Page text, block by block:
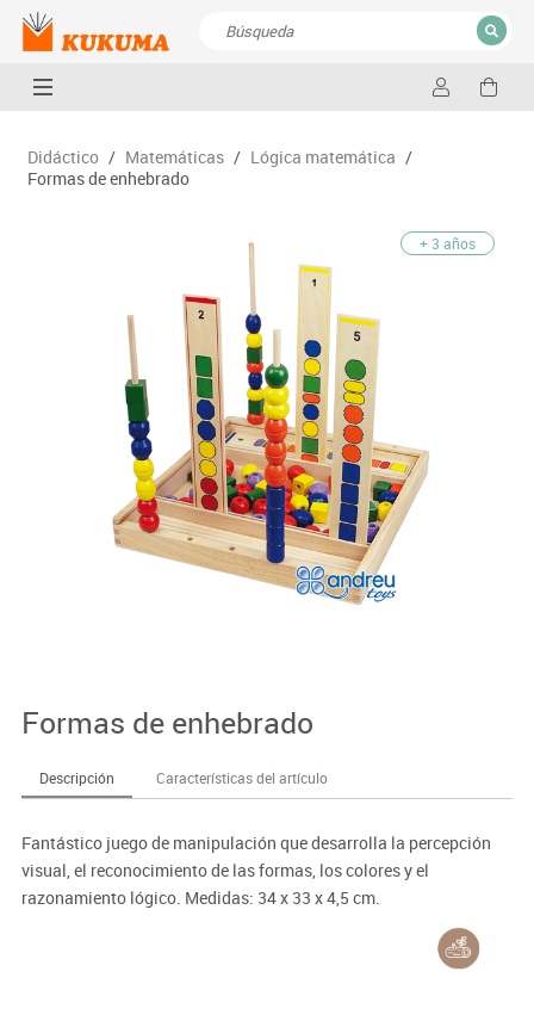
CERRAR
Didáctico / Matemáticas / Lógica matemática /
Formas de enhebrado
+ 3 años
Formas de enhebrado
Descripción Características del artículo
Fantástico juego de manipulación que desarrolla la percepción
visual, el reconocimiento de las formas, los colores y el
razonamiento lógico. Medidas: 34 x 33 x 4,5 cm.